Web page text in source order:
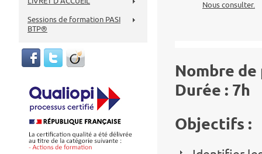
Nous consulter.
Nombre
Durée : 7h
Objectifs :
Sessions de formation PASI
BTP®